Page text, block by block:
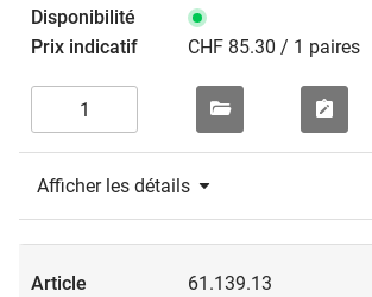
CHF 85.30 / 1 paires
Afficher les détails
61.139.13